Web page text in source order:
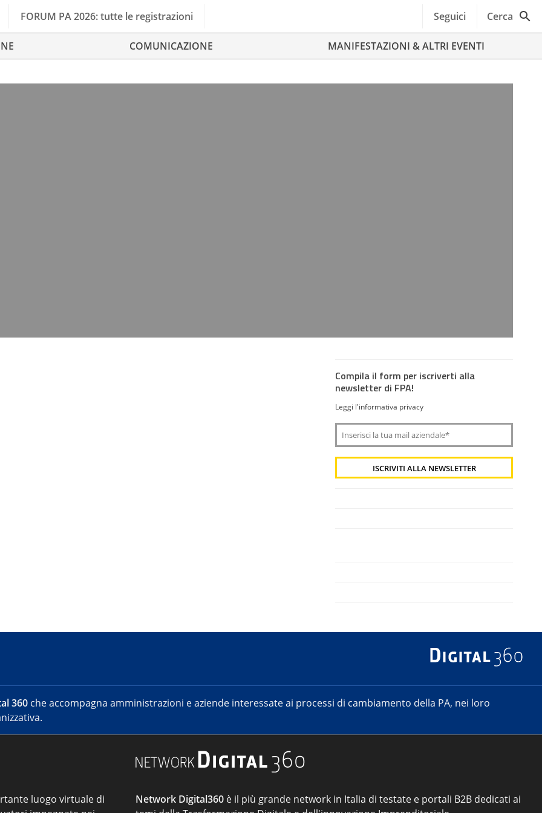
FORUM PA 2026: tutte le registrazioni Seguici Cerca
COMUNICAZIONE MANIFESTAZIONI & ALTRI EVENTI
Compila il form per iscriverti alla
newsletter di FPA!
Leggi l'informativa privacy
360 che accompagna amministrazioni e aziende interessate ai processi di cambiamento della PA, nei loro
luogo virtuale di
Network Digital360 è il più grande network in Italia di testate e portali B2B dedicati ai